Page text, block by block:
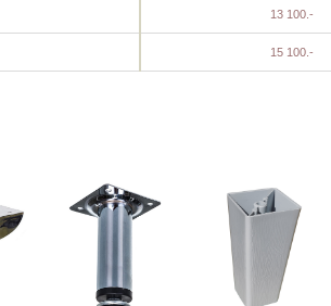
13 100.-
15 100.-